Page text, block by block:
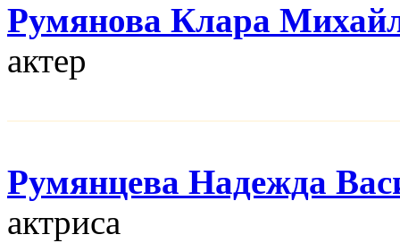
Румянова Клара
актер
Румянцева Надежда
актриса